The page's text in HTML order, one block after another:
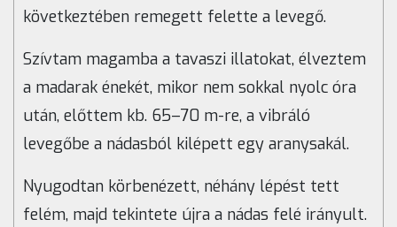
következtében remegett felette a levegő.
Szívtam magamba a tavaszi illatokat, élveztem
a madarak énekét, mikor nem sokkal nyolc óra
után, előttem kb. 65–70 m-re, a vibráló
levegőbe a nádasból kilépett egy aranysakál.
Nyugodtan körbenézett, néhány lépést tett
felém, majd tekintete újra a nádas felé irányult.